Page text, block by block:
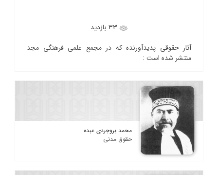
آثار حقوقی پدیدآورنده که در مجمع علمی فرهنگی مجد
منتشر شده است :
محمد بروجردی عبده
حقوق مدنی